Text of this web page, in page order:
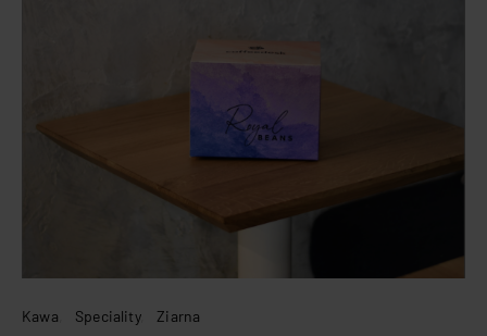
Kawa Speciality Ziarna